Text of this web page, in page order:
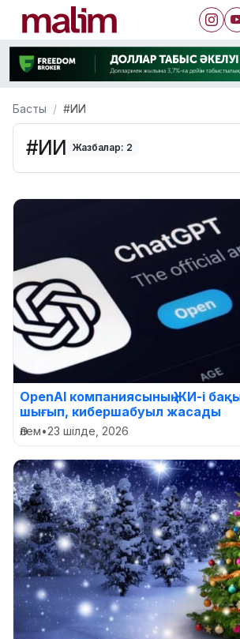
Басты #ИИ
#ИИ Жазбалар: 2
OpenAI компаниясының ЖИ-і
шығып, кибершабуыл жасады
Әлем•23 шілде, 2026